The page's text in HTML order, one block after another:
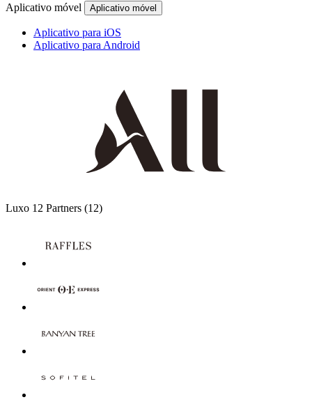
Aplicativo móvel Aplicativo móvel
Aplicativo para iOS
Aplicativo para Android
Luxo 12 Partners (12)